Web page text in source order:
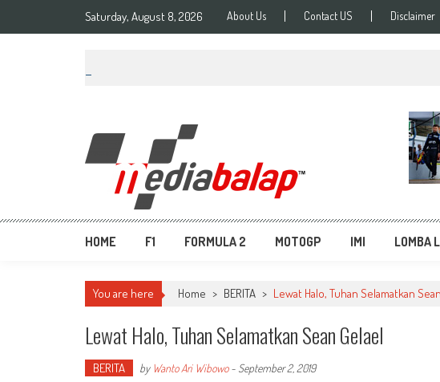
Saturday, August 8, 2026 About Us Contact US Disclaimer
MediaBalap.com | Informasi
Seputar MotoGP GP2 GP3 F2 F3 SERI ASIA LMP2 F1 dll
HOME F1 FORMULA 2 MOTOGP IMI LOMBA
You are here Home > BERITA > Lewat Halo, Tuhan Selamatkan
Lewat Halo, Tuhan Selamatkan Sean Gelael
BERITA by Wanto Ari Wibowo- September 2, 2019